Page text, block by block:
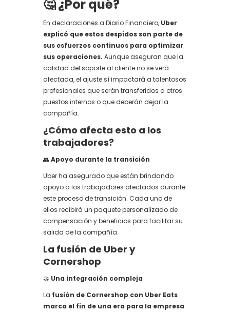
🤔¿Por qué?
En declaraciones a Diario Financiero, Uber
explicó que estos despidos son parte de
sus esfuerzos continuos para optimizar
sus operaciones. Aunque aseguran que la
calidad del soporte al cliente no se verá
afectada, el ajuste sí impactará a talentosos
profesionales que serán transferidos a otros
puestos internos o que deberán dejar la
compañía.
¿Cómo afecta esto a los
trabajadores?
👥Apoyo durante la transición
Uber ha asegurado que están brindando
apoyo a los trabajadores afectados durante
este proceso de transición. Cada uno de
ellos recibirá un paquete personalizado de
compensación y beneficios para facilitar su
salida de la compañía.
La fusión de Uber y
Cornershop
🤝 Una integración compleja
La fusión de Cornershop con Uber Eats
marca el fin de una era para la empresa